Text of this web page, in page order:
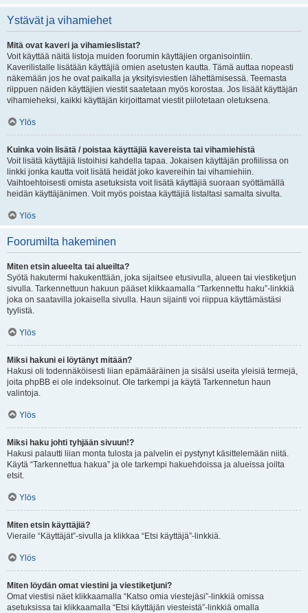
Ystävät ja vihamiehet
Mitä ovat kaveri ja vihamieslistat?
Voit käyttää näitä listoja muiden foorumin käyttäjien organisointiin.
Kaverilistalle lisätään käyttäjiä omien asetusten kautta. Tämä auttaa nopeasti
näkemään jos he ovat paikalla ja yksityisviestien lähettämisessä. Teemasta
riippuen näiden käyttäjien viestit saatetaan myös korostaa. Jos lisäät käyttäjän
vihamieheksi, kaikki käyttäjän kirjoittamat viestit piilotetaan oletuksena.
Ylös
Kuinka voin lisätä / poistaa käyttäjiä kavereista tai vihamiehistä
Voit lisätä käyttäjiä listoihisi kahdella tapaa. Jokaisen käyttäjän profiilissa on
linkki jonka kautta voit lisätä heidät joko kavereihin tai vihamiehiin.
Vaihtoehtoisesti omista asetuksista voit lisätä käyttäjiä suoraan syöttämällä
heidän käyttäjänimen. Voit myös poistaa käyttäjiä listaltasi samalta sivulta.
Ylös
Foorumilta hakeminen
Miten etsin alueelta tai alueilta?
Syötä hakutermi hakukenttään, joka sijaitsee etusivulla, alueen tai viestiketjun
sivulla. Tarkennettuun hakuun pääset klikkaamalla “Tarkennettu haku”-linkkiä
joka on saatavilla jokaisella sivulla. Haun sijainti voi riippua käyttämästäsi
tyylistä.
Ylös
Miksi hakuni ei löytänyt mitään?
Hakusi oli todennäköisesti liian epämääräinen ja sisälsi useita yleisiä termejä,
joita phpBB ei ole indeksoinut. Ole tarkempi ja käytä Tarkennetun haun
valintoja.
Ylös
Miksi haku johti tyhjään sivuun!?
Hakusi palautti liian monta tulosta ja palvelin ei pystynyt käsittelemään niitä.
Käytä “Tarkennettua hakua” ja ole tarkempi hakuehdoissa ja alueissa joilta
etsit.
Ylös
Miten etsin käyttäjiä?
Vieraile “Käyttäjät”-sivulla ja klikkaa “Etsi käyttäjä”-linkkiä.
Ylös
Miten löydän omat viestini ja viestiketjuni?
Omat viestisi näet klikkaamalla “Katso omia viestejäsi”-linkkiä omissa
asetuksissa tai klikkaamalla “Etsi käyttäjän viesteistä”-linkkiä omalla